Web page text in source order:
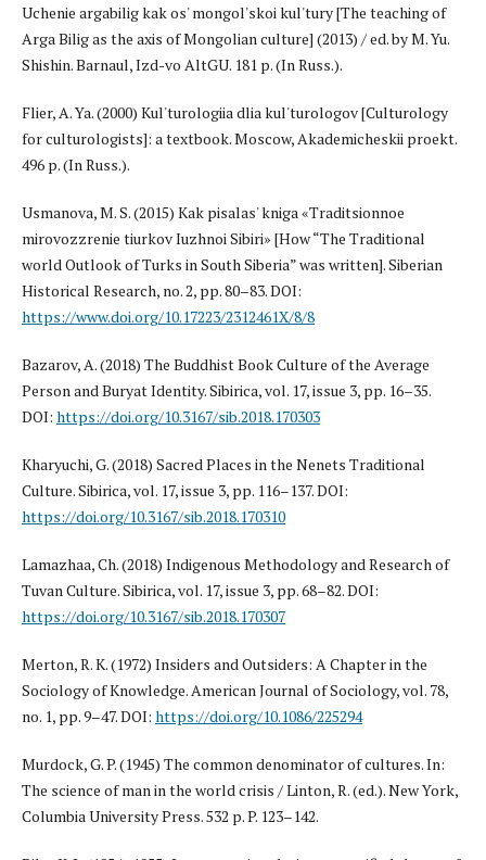
Uchenie argabilig kak os' mongol'skoi kul'tury [The teaching of
Arga Bilig as the axis of Mongolian culture] (2013) / ed. by M. Yu.
Shishin. Barnaul, Izd-vo AltGU. 181 p. (In Russ.).
Flier, A. Ya. (2000) Kul'turologiia dlia kul'turologov [Culturology
for culturologists]: a textbook. Moscow, Akademicheskii proekt.
496 p. (In Russ.).
Usmanova, M. S. (2015) Kak pisalas' kniga «Traditsionnoe
mirovozzrenie tiurkov Iuzhnoi Sibiri» [How “The Traditional
world Outlook of Turks in South Siberia” was written]. Siberian
Historical Research, no. 2, pp. 80–83. DOI:
https://www.doi.org/10.17223/2312461X/8/8
Bazarov, A. (2018) The Buddhist Book Culture of the Average
Person and Buryat Identity. Sibirica, vol. 17, issue 3, pp. 16–35.
DOI: https://doi.org/10.3167/sib.2018.170303
Kharyuchi, G. (2018) Sacred Places in the Nenets Traditional
Culture. Sibirica, vol. 17, issue 3, pp. 116–137. DOI:
https://doi.org/10.3167/sib.2018.170310
Lamazhaa, Ch. (2018) Indigenous Methodology and Research of
Tuvan Culture. Sibirica, vol. 17, issue 3, pp. 68–82. DOI:
https://doi.org/10.3167/sib.2018.170307
Merton, R. K. (1972) Insiders and Outsiders: A Chapter in the
Sociology of Knowledge. American Journal of Sociology, vol. 78,
no. 1, pp. 9–47. DOI: https://doi.org/10.1086/225294
Murdock, G. P. (1945) The common denominator of cultures. In:
The science of man in the world crisis / Linton, R. (ed.). New York,
Columbia University Press. 532 p. P. 123–142.